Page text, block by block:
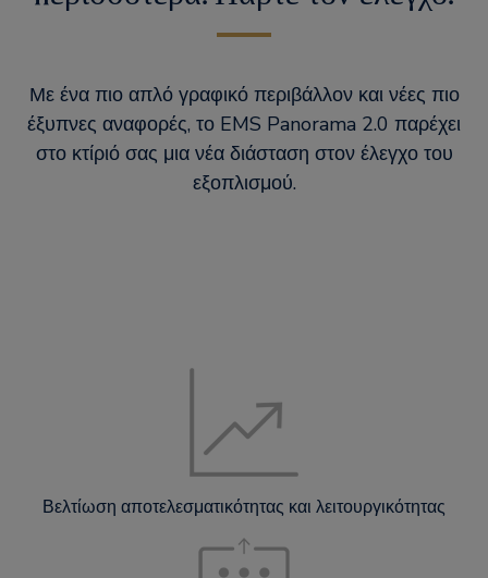
Με ένα πιο απλό γραφικό περιβάλλον και νέες πιο
έξυπνες αναφορές, το EMS Panorama 2.0 παρέχει
στο κτίριό σας μια νέα διάσταση στον έλεγχο του
εξοπλισμού.
Βελτίωση αποτελεσματικότητας και λειτουργικότητας